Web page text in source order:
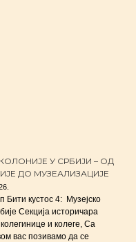
У СРБИЈИ – ОД
ДО МУЗЕАЛИЗАЦИЈЕ
Бити кустос 4: Музејско
Секција историчара
и колеге, Са
вас позивамо да се